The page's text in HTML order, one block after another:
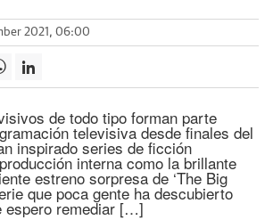
2021, 06:00
de todo tipo forman parte
televisiva desde finales del
inspirado series de ficción
interna como la brillante
estreno sorpresa de ‘The Big
que poca gente ha descubierto
espero remediar […]